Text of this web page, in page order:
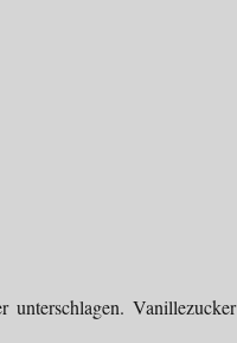
Vanillezucker